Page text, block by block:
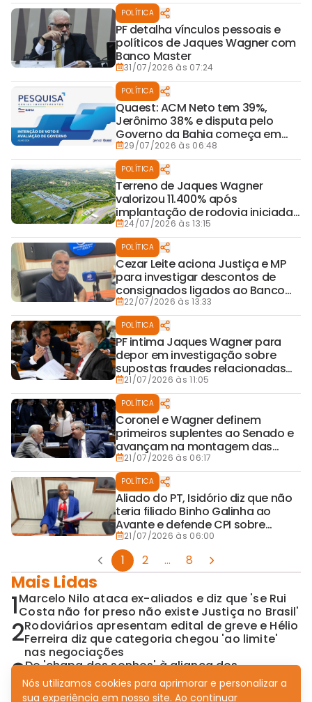
POLÍTICA
PF detalha vínculos pessoais e
políticos de Jaques Wagner com
Banco Master
31/07/2026 às 07:24
POLÍTICA
Quaest: ACM Neto tem 39%,
Jerônimo 38% e disputa pelo
Governo da Bahia começa em
empate técnico
29/07/2026 às 06:48
POLÍTICA
Terreno de Jaques Wagner
valorizou 11.400% após
implantação de rodovia iniciada
em seu governo, diz Folha
24/07/2026 às 13:15
POLÍTICA
Cezar Leite aciona Justiça e MP
para investigar descontos de
consignados ligados ao Banco
Master
22/07/2026 às 13:33
POLÍTICA
PF intima Jaques Wagner para
depor em investigação sobre
supostas fraudes relacionadas
ao Banco Master
21/07/2026 às 11:05
POLÍTICA
Coronel e Wagner definem
primeiros suplentes ao Senado e
avançam na montagem das
chapas na Bahia
21/07/2026 às 06:17
POLÍTICA
Aliado do PT, Isidório diz que não
teria filiado Binho Galinha ao
Avante e defende CPI sobre
venda da Ebal
21/07/2026 às 06:00
1 2 ... 8
Mais Lidas
1Marcelo Nilo ataca ex-aliados e diz que 'se Rui
Costa não for preso não existe Justiça no Brasil'
2Rodoviários apresentam edital de greve e Hélio
Ferreira diz que categoria chegou 'ao limite'
nas negociações
3De 'chapa dos sonhos' à aliança dos
pesadelos: Neto seduz PSD com Senado
completo
Nós utilizamos cookies para aprimorar e personalizar a
sua experiência em nosso site. Ao continuar